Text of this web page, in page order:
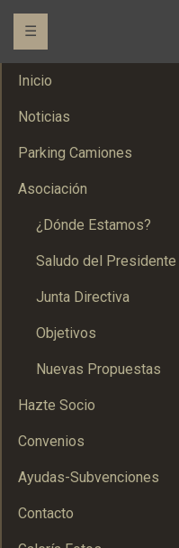
☰
Inicio
Noticias
Parking Camiones
Asociación
¿Dónde Estamos?
Saludo del Presidente
Junta Directiva
Objetivos
Nuevas Propuestas
Hazte Socio
Convenios
Ayudas-Subvenciones
Contacto